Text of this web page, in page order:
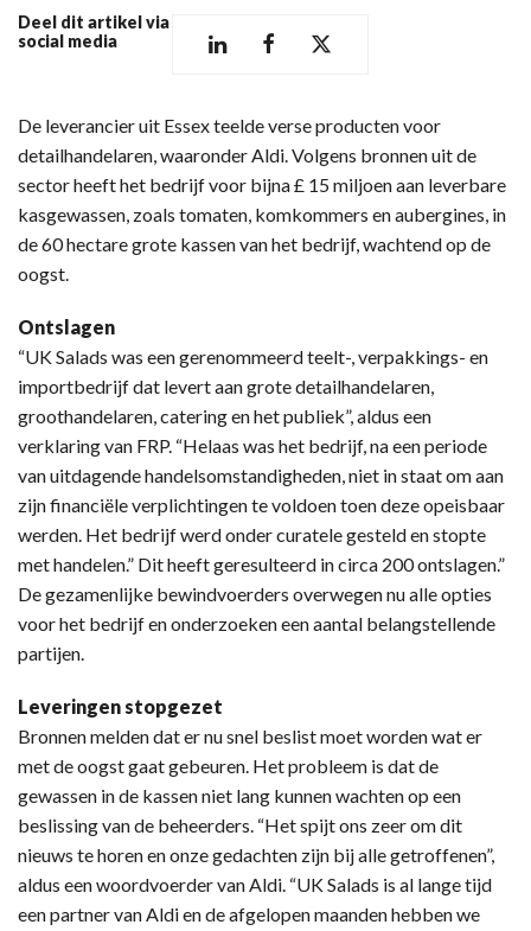
Deel dit artikel via
social media
De leverancier uit Essex teelde verse producten voor
detailhandelaren, waaronder Aldi. Volgens bronnen uit de
sector heeft het bedrijf voor bijna £ 15 miljoen aan leverbare
kasgewassen, zoals tomaten, komkommers en aubergines, in
de 60 hectare grote kassen van het bedrijf, wachtend op de
oogst.
Ontslagen
“UK Salads was een gerenommeerd teelt-, verpakkings- en
importbedrijf dat levert aan grote detailhandelaren,
groothandelaren, catering en het publiek”, aldus een
verklaring van FRP. “Helaas was het bedrijf, na een periode
van uitdagende handelsomstandigheden, niet in staat om aan
zijn financiële verplichtingen te voldoen toen deze opeisbaar
werden. Het bedrijf werd onder curatele gesteld en stopte
met handelen.” Dit heeft geresulteerd in circa 200 ontslagen.”
De gezamenlijke bewindvoerders overwegen nu alle opties
voor het bedrijf en onderzoeken een aantal belangstellende
partijen.
Leveringen stopgezet
Bronnen melden dat er nu snel beslist moet worden wat er
met de oogst gaat gebeuren. Het probleem is dat de
gewassen in de kassen niet lang kunnen wachten op een
beslissing van de beheerders. “Het spijt ons zeer om dit
nieuws te horen en onze gedachten zijn bij alle getroffenen”,
aldus een woordvoerder van Aldi. “UK Salads is al lange tijd
een partner van Aldi en de afgelopen maanden hebben we